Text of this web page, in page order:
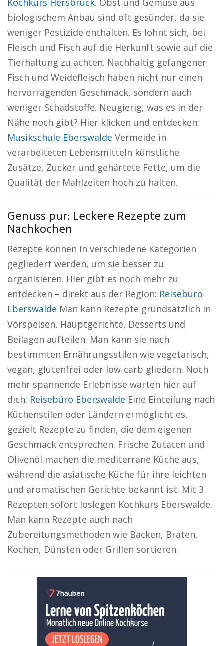
biologischem Anbau sind oft gesünder, da sie
weniger Pestizide enthalten. Es lohnt sich, bei
Fleisch und Fisch auf die Herkunft sowie auf die
Tierhaltung zu achten. Nachhaltig gefangener
Fisch und Weidefleisch haben nicht nur einen
hervorragenden Geschmack, sondern auch
weniger Schadstoffe. Neugierig, was es in der
Nähe noch gibt? Hier klicken und entdecken:
Musikschule Eberswalde Vermeide in
verarbeiteten Lebensmitteln künstliche
Zusätze, Zucker und gehärtete Fette, um die
Qualität der Mahlzeiten hoch zu halten.
Genuss pur: Leckere Rezepte zum
Nachkochen
Rezepte können in verschiedene Kategorien
gegliedert werden, um sie besser zu
organisieren. Hier gibt es noch mehr zu
entdecken – direkt aus der Region: Reisebüro
Eberswalde Man kann Rezepte grundsätzlich in
Vorspeisen, Hauptgerichte, Desserts und
Beilagen aufteilen. Man kann sie nach
bestimmten Ernährungsstilen wie vegetarisch,
vegan, glutenfrei oder low-carb gliedern. Noch
mehr spannende Erlebnisse warten hier auf
dich: Reisebüro Eberswalde Eine Einteilung nach
Küchenstilen oder Ländern ermöglicht es,
gezielt Rezepte zu finden, die dem eigenen
Geschmack entsprechen. Frische Zutaten und
Olivenöl machen die mediterrane Küche aus,
während die asiatische Küche für ihre leichten
und aromatischen Gerichte bekannt ist. Mit 3
Rezepten sofort loslegen Kochkurs Eberswalde.
Man kann Rezepte auch nach
Zubereitungsmethoden wie Backen, Braten,
Kochen, Dünsten oder Grillen sortieren.